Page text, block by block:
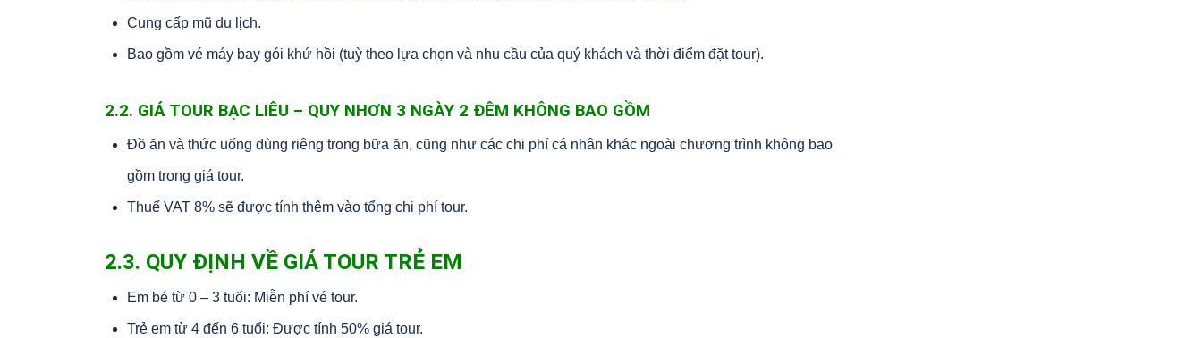
Cung cấp mũ du lịch.
Bao gồm vé máy bay gói khứ hồi (tuỳ theo lựa chọn và nhu cầu của quý khách và thời điểm đặt tour).
2.2. GIÁ TOUR BẠC LIÊU – QUY NHƠN 3 NGÀY 2 ĐÊM KHÔNG BAO GỒM
Đồ ăn và thức uống dùng riêng trong bữa ăn, cũng như các chi phí cá nhân khác ngoài chương trình không bao
gồm trong giá tour.
Thuế VAT 8% sẽ được tính thêm vào tổng chi phí tour.
2.3. QUY ĐỊNH VỀ GIÁ TOUR TRẺ EM
Em bé từ 0 – 3 tuổi: Miễn phí vé tour.
Trẻ em từ 4 đến 6 tuổi: Được tính 50% giá tour.